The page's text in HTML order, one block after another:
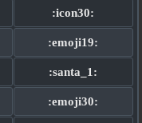
:icon30:
:emoji19:
:santa_1:
:emoji30: